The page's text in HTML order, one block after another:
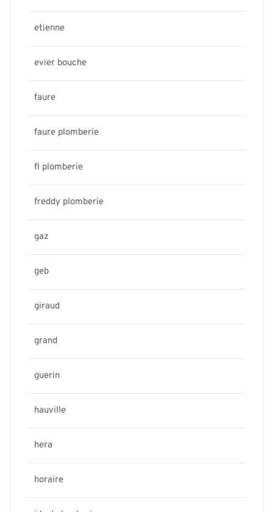
etienne
evier bouche
faure
faure plomberie
fl plomberie
freddy plomberie
gaz
geb
giraud
grand
guerin
hauville
hera
horaire